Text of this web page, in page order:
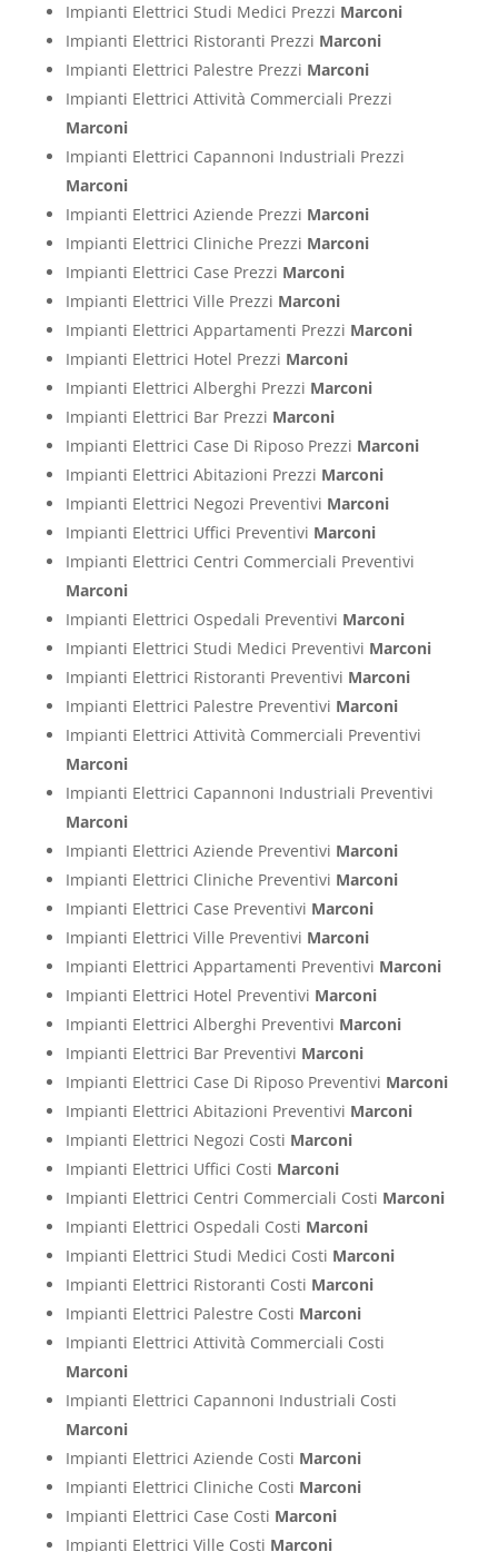
Impianti Elettrici Studi Medici Prezzi Marconi
Impianti Elettrici Ristoranti Prezzi Marconi
Impianti Elettrici Palestre Prezzi Marconi
Impianti Elettrici Attività Commerciali Prezzi
Marconi
Impianti Elettrici Capannoni Industriali Prezzi
Marconi
Impianti Elettrici Aziende Prezzi Marconi
Impianti Elettrici Cliniche Prezzi Marconi
Impianti Elettrici Case Prezzi Marconi
Impianti Elettrici Ville Prezzi Marconi
Impianti Elettrici Appartamenti Prezzi Marconi
Impianti Elettrici Hotel Prezzi Marconi
Impianti Elettrici Alberghi Prezzi Marconi
Impianti Elettrici Bar Prezzi Marconi
Impianti Elettrici Case Di Riposo Prezzi Marconi
Impianti Elettrici Abitazioni Prezzi Marconi
Impianti Elettrici Negozi Preventivi Marconi
Impianti Elettrici Uffici Preventivi Marconi
Impianti Elettrici Centri Commerciali Preventivi
Marconi
Impianti Elettrici Ospedali Preventivi Marconi
Impianti Elettrici Studi Medici Preventivi Marconi
Impianti Elettrici Ristoranti Preventivi Marconi
Impianti Elettrici Palestre Preventivi Marconi
Impianti Elettrici Attività Commerciali Preventivi
Marconi
Impianti Elettrici Capannoni Industriali Preventivi
Marconi
Impianti Elettrici Aziende Preventivi Marconi
Impianti Elettrici Cliniche Preventivi Marconi
Impianti Elettrici Case Preventivi Marconi
Impianti Elettrici Ville Preventivi Marconi
Impianti Elettrici Appartamenti Preventivi Marconi
Impianti Elettrici Hotel Preventivi Marconi
Impianti Elettrici Alberghi Preventivi Marconi
Impianti Elettrici Bar Preventivi Marconi
Impianti Elettrici Case Di Riposo Preventivi Marconi
Impianti Elettrici Abitazioni Preventivi Marconi
Impianti Elettrici Negozi Costi Marconi
Impianti Elettrici Uffici Costi Marconi
Impianti Elettrici Centri Commerciali Costi Marconi
Impianti Elettrici Ospedali Costi Marconi
Impianti Elettrici Studi Medici Costi Marconi
Impianti Elettrici Ristoranti Costi Marconi
Impianti Elettrici Palestre Costi Marconi
Impianti Elettrici Attività Commerciali Costi
Marconi
Impianti Elettrici Capannoni Industriali Costi
Marconi
Impianti Elettrici Aziende Costi Marconi
Impianti Elettrici Cliniche Costi Marconi
Impianti Elettrici Case Costi Marconi
Impianti Elettrici Ville Costi Marconi